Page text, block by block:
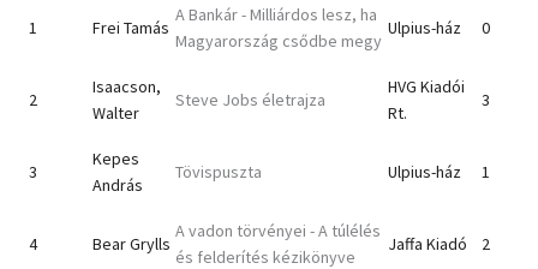
1 Frei Tamás
A Bankár - Milliárdos lesz, ha
Magyarország csődbe megy
Ulpius-ház 0
2
Isaacson,
Walter
Steve Jobs életrajza
HVG Kiadói
Rt.
3
3
Kepes
András
Tövispuszta Ulpius-ház 1
4 Bear Grylls
A vadon törvényei - A túlélés
és felderítés kézikönyve
Jaffa Kiadó 2